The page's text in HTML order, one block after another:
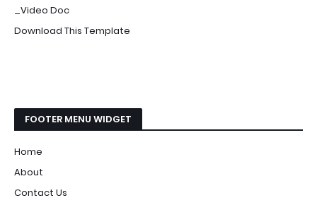
_Video Doc
Download This Template
FOOTER MENU WIDGET
Home
About
Contact Us